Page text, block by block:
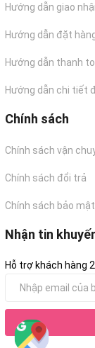
Hướng dẫn giao
Hướng dẫn đặt
Hướng dẫn thanh
Hướng dẫn chi tiết
Chính sách
Chính sách vận
Chính sách đổi trả
Chính sách bảo mật
Nhận tin
Hỗ trợ khách hàng